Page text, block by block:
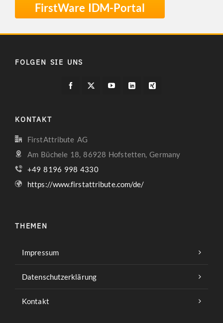
FirstWare IDM-Portal
FOLGEN SIE UNS
KONTAKT
FirstAttribute AG
Am Büchele 18, 86928 Hofstetten, Germany
+49 8196 998 4330
https://www.firstattribute.com/de/
THEMEN
Impressum
Datenschutzerklärung
Kontakt